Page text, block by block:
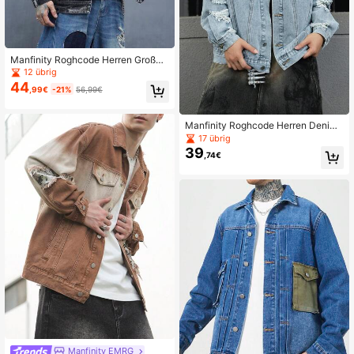
Manfinity Roghcode Herren Große
Größen Jeansjanke mit Knopfleiste,
Langarm, Tasche, Lässig, Herbst
12 übrig
44 ,99€ -21% 56,99€
Manfinity EMRG
Manfinity Roghcode Herren Denim
Jacke in Große Größen mit Knopflei
ste, Tasche und einfachem Lässig
Design
17 übrig
39 ,74€